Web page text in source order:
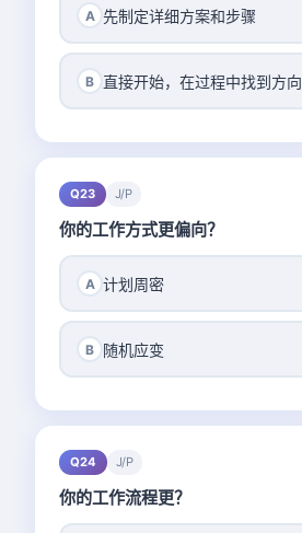
A 先制定详细方案和步骤
B 直接开始，在过程中找到方向
Q23 J/P
你的工作方式更偏向？
A 计划周密
B 随机应变
Q24 J/P
你的工作流程更？